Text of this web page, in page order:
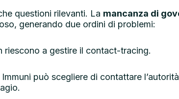
questioni rilevanti. La mancanza di
generando due ordini di problemi:
riescono a gestire il contact-tracing.
Immuni può scegliere di contattare